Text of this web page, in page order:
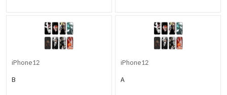
iPhone12
B
iPhone12
A